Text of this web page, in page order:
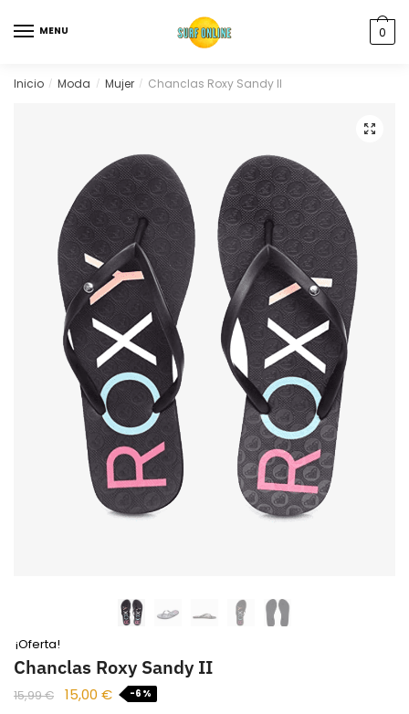
MENU 0
Inicio / Moda / Mujer / Chanclas Roxy Sandy II
🔍
¡Oferta!
Chanclas Roxy Sandy II
15,99€ 15,00 € -6%